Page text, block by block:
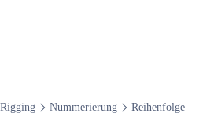
Rigging Nummerierung Reihenfolge